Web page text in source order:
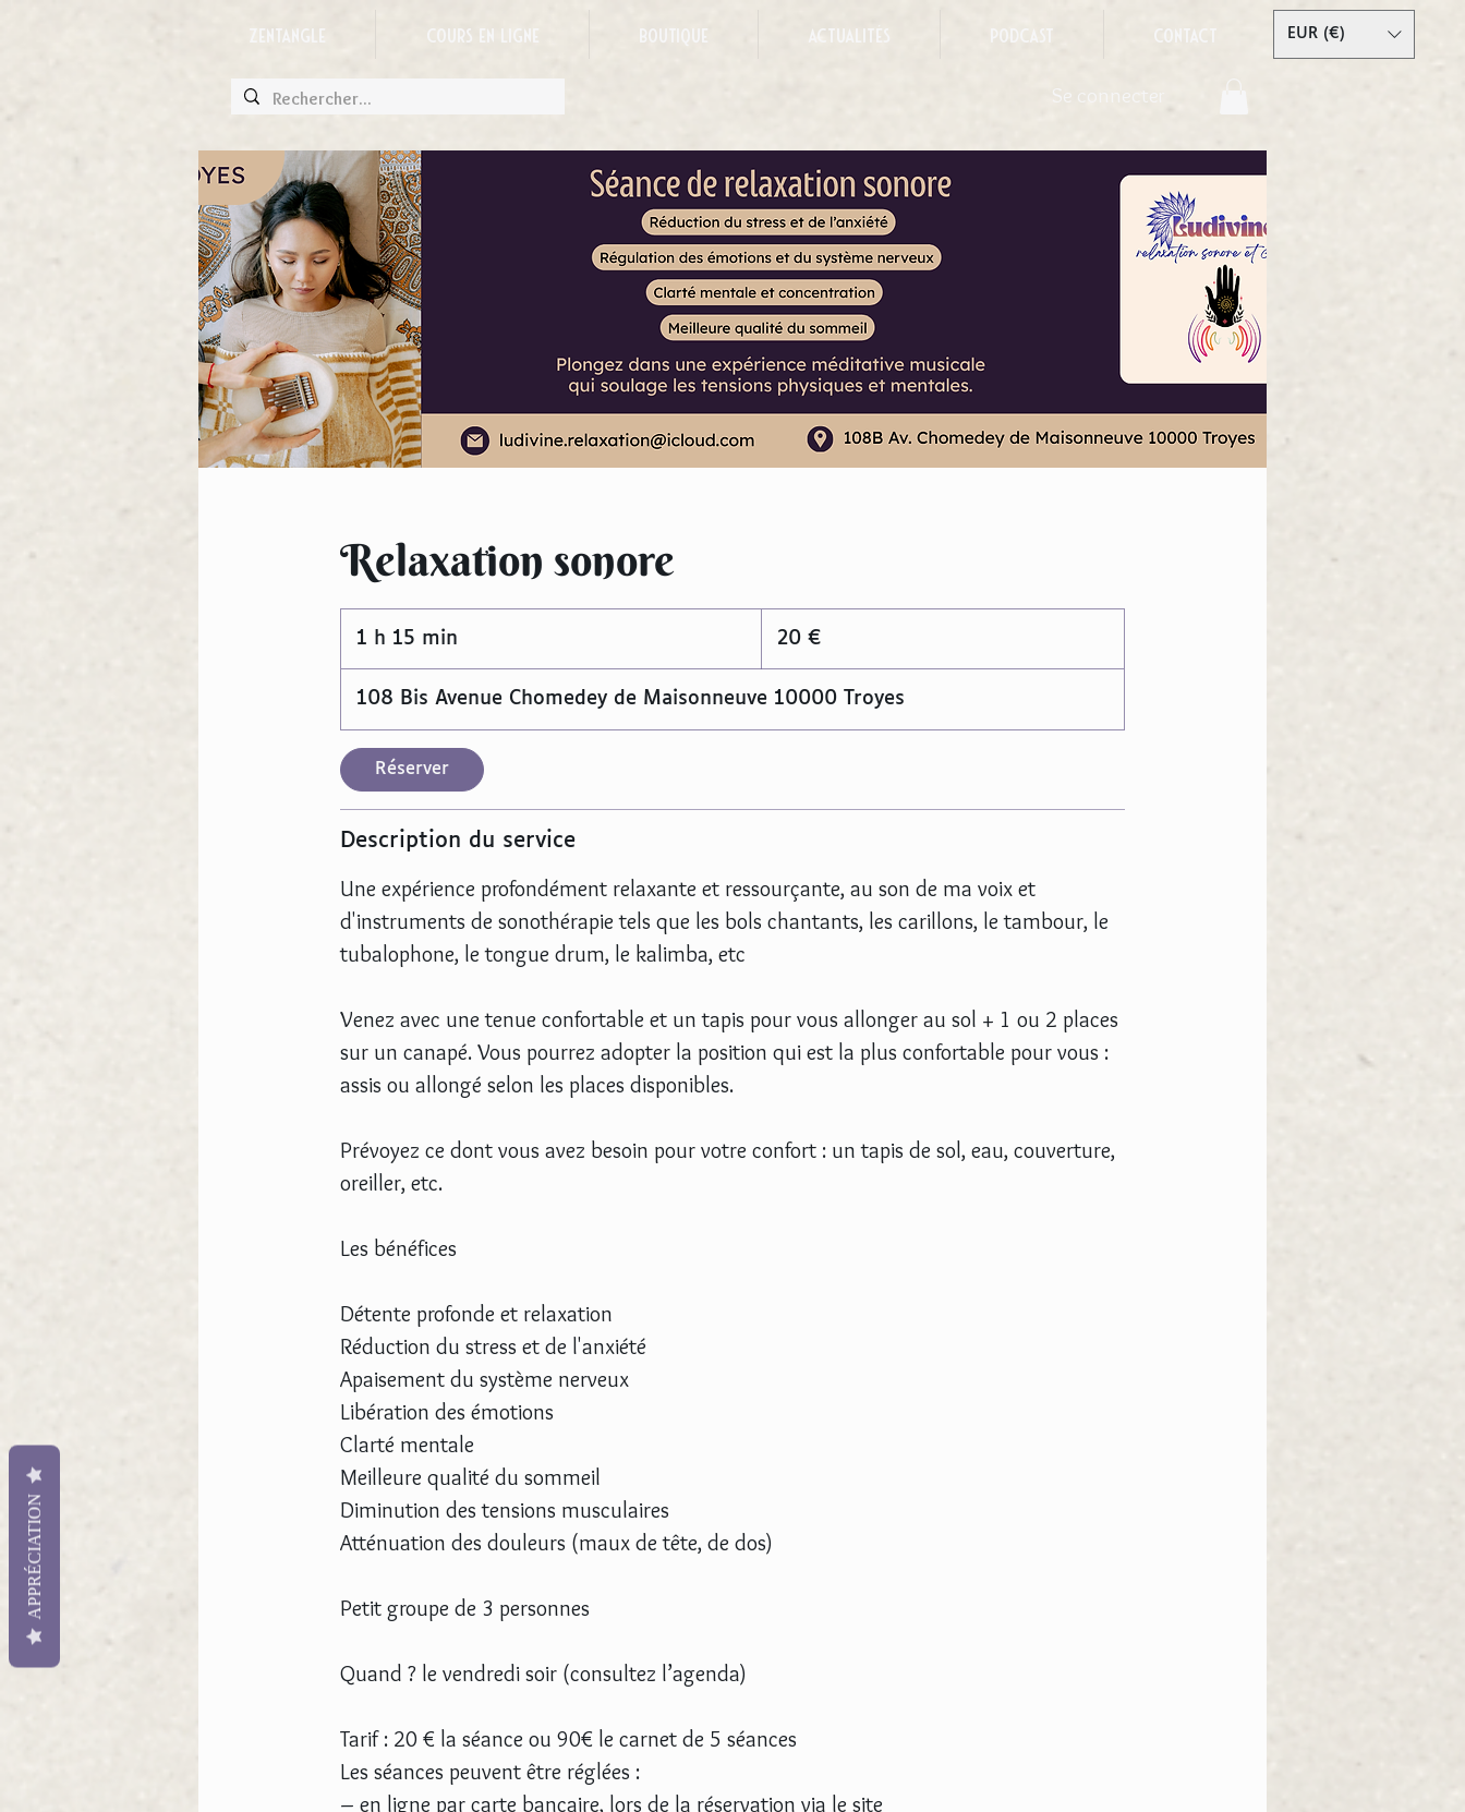
Zentangle Cours en ligne Boutique Actualités Podcast Contact EUR (€)
Se connecter
Relaxation sonore
1 h 15 min
1
5
m
n
euros
20 €
108 Bis Avenue Chomedey de Maisonneuve 10000 Troyes
Réserver
Description du service
Une expérience profondément relaxante et ressourçante, au son de ma voix et
d'instruments de sonothérapie tels que les bols chantants, les carillons, le tambour, le
tubalophone, le tongue drum, le kalimba, etc
Venez avec une tenue confortable et un tapis pour vous allonger au sol + 1 ou 2 places
sur un canapé. Vous pourrez adopter la position qui est la plus confortable pour vous :
assis ou allongé selon les places disponibles.
Prévoyez ce dont vous avez besoin pour votre confort : un tapis de sol, eau, couverture,
oreiller, etc.
Les bénéfices
Détente profonde et relaxation
Réduction du stress et de l'anxiété
Apaisement du système nerveux
Libération des émotions
Clarté mentale
Meilleure qualité du sommeil
Diminution des tensions musculaires
Atténuation des douleurs (maux de tête, de dos)
Petit groupe de 3 personnes
Quand ? le vendredi soir (consultez l’agenda)
​Tarif : 20 € la séance ou 90€ le carnet de 5 séances
Les séances peuvent être réglées :
– en ligne par carte bancaire, lors de la réservation via le site
APPRÉCIATION